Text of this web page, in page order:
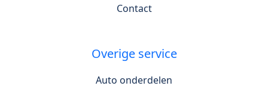
Contact
Overige service
Auto onderdelen